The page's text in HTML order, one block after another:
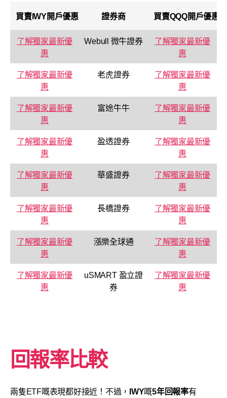
買賣 IWY開戶優惠 證券商 買賣QQQ開戶優惠
了解獨家最新優
惠
Webull 微牛證券
了解獨家最新優
惠
了解獨家最新優
惠
老虎證券
了解獨家最新優
惠
了解獨家最新優
惠
富途牛牛
了解獨家最新優
惠
了解獨家最新優
惠
盈透證券
了解獨家最新優
惠
了解獨家最新優
惠
華盛證券
了解獨家最新優
惠
了解獨家最新優
惠
長橋證券
了解獨家最新優
惠
了解獨家最新優
惠
漲樂全球通
了解獨家最新優
惠
了解獨家最新優
惠
uSMART 盈立證
券
了解獨家最新優
惠
回報率比較
兩隻ETF嘅表現都好接近！不過， IWY嘅5年回報率有